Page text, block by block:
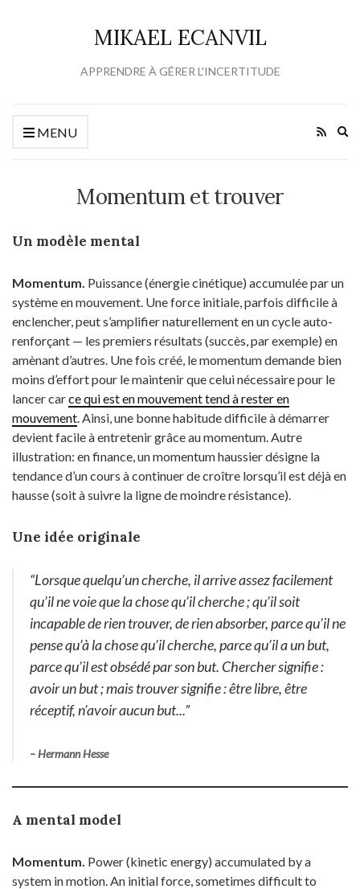
MIKAEL ECANVIL
APPRENDRE À GÉRER L'INCERTITUDE
MENU
Momentum et trouver
Un modèle mental
Momentum. Puissance (énergie cinétique) accumulée par un
système en mouvement. Une force initiale, parfois difficile à
enclencher, peut s’amplifier naturellement en un cycle auto-
renforçant — les premiers résultats (succès, par exemple) en
amènant d’autres. Une fois créé, le momentum demande bien
moins d’effort pour le maintenir que celui nécessaire pour le
lancer carce qui est en mouvement tend à rester en
mouvement. Ainsi, une bonne habitude difficile à démarrer
devient facile à entretenir grâce au momentum. Autre
illustration: en finance, un momentum haussier désigne la
tendance d’un cours à continuer de croître lorsqu’il est déjà en
hausse (soit à suivre la ligne de moindre résistance).
Une idée originale
“Lorsque quelqu’un cherche, il arrive assez facilement
qu’il ne voie que la chose qu’il cherche ; qu’il soit
incapable de rien trouver, de rien absorber, parce qu’il ne
pense qu’à la chose qu’il cherche, parce qu’il a un but,
parce qu’il est obsédé par son but. Chercher signifie :
avoir un but ; mais trouver signifie : être libre, être
réceptif, n’avoir aucun but...”
– Hermann Hesse
A mental model
Momentum. Power (kinetic energy) accumulated by a
system in motion. An initial force, sometimes difficult to